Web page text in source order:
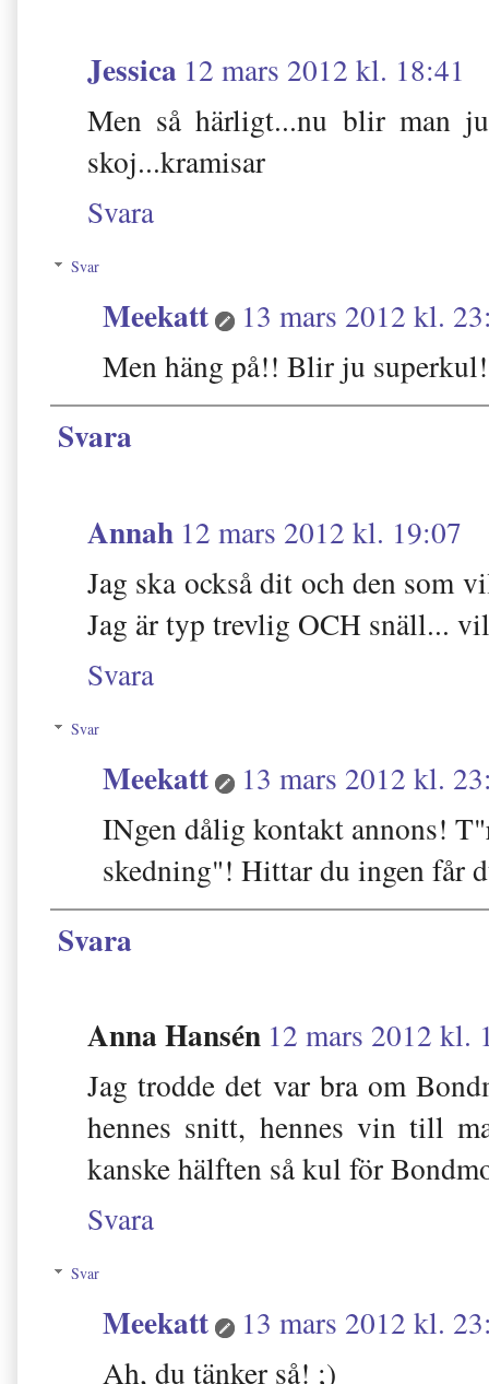
Jessica 12 mars 2012 kl. 18:41
Men så härligt...nu blir man
skoj...kramisar
Svara
Svar
Meekatt
13 mars 2012 kl.
Men häng på!! Blir ju
Svara
Annah 12 mars 2012 kl. 19:07
Jag ska också dit och den som
Jag är typ trevlig OCH snäll...
Svara
Svar
Meekatt
13 mars 2012 kl.
INgen dålig kontakt annons!
skedning"! Hittar du ingen får
Svara
Anna Hansén 12 mars 2012 kl.
Jag trodde det var bra om
hennes snitt, hennes vin till
kanske hälften så kul för
Svara
Svar
Meekatt
13 mars 2012 kl.
Ah, du tänker så! ;)